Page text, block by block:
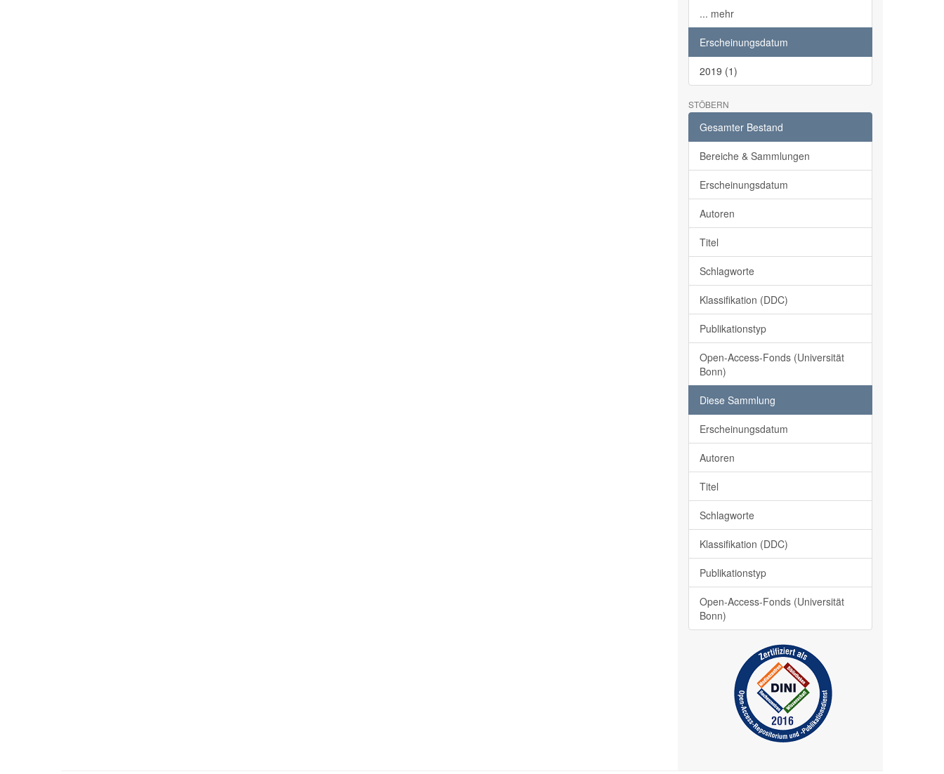
... mehr
Erscheinungsdatum
2019 (1)
STÖBERN
Gesamter Bestand
Bereiche & Sammlungen
Erscheinungsdatum
Autoren
Titel
Schlagworte
Klassifikation (DDC)
Publikationstyp
Open-Access-Fonds (Universität
Bonn)
Diese Sammlung
Erscheinungsdatum
Autoren
Titel
Schlagworte
Klassifikation (DDC)
Publikationstyp
Open-Access-Fonds (Universität
Bonn)